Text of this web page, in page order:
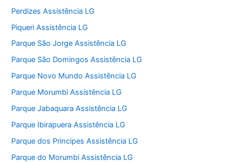
Perdizes Assistência LG
Piqueri Assistência LG
Parque São Jorge Assistência LG
Parque São Domingos Assistência LG
Parque Novo Mundo Assistência LG
Parque Morumbi Assistência LG
Parque Jabaquara Assistência LG
Parque Ibirapuera Assistência LG
Parque dos Principes Assistência LG
Parque do Morumbi Assistência LG